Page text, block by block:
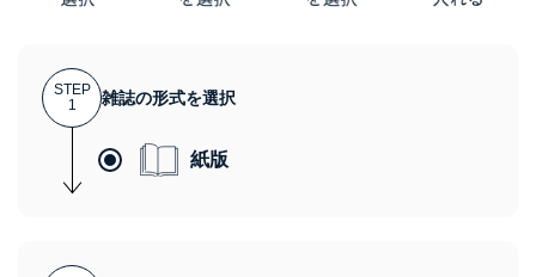
STEP
1
雑誌の形式を選択
紙版